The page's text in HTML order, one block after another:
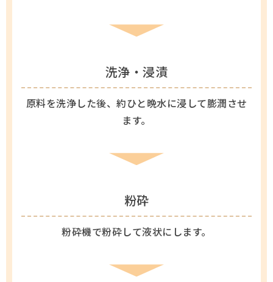
洗浄・浸漬
原料を洗浄した後、約ひと晩水に浸して膨潤させ
ます。
粉砕
粉砕機で粉砕して液状にします。